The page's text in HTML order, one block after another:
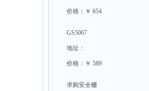
价格：￥ 654
GS5067
地址：
价格：￥ 589
求购安全栅